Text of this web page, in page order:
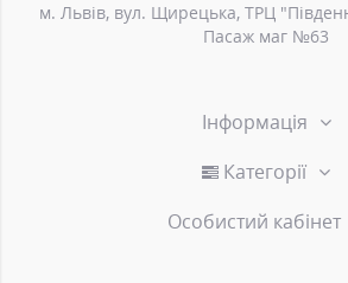
м. Львів, вул. Щирецька, ТРЦ
Пасаж маг №63
Інформація
Категорії
Особистий кабінет